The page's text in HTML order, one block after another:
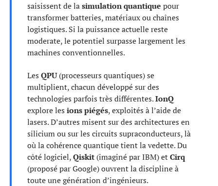
saisissent de lasimulation quantique pour
transformer batteries, matériaux ou chaînes
logistiques. Si la puissance actuelle reste
moderate, le potentiel surpasse largement les
machines conventionnelles.
Les QPU(processeurs quantiques) se
multiplient, chacun développé sur des
technologies parfois très différentes.IonQ
explore les ions piégés, exploités à l’aide de
lasers. D’autres misent sur des architectures en
silicium ou sur les circuits supraconducteurs, là
où la cohérence quantique tient la vedette. Du
côté logiciel,Qiskit (imaginé par IBM) etCirq
(proposé par Google) ouvrent la discipline à
toute une génération d’ingénieurs.